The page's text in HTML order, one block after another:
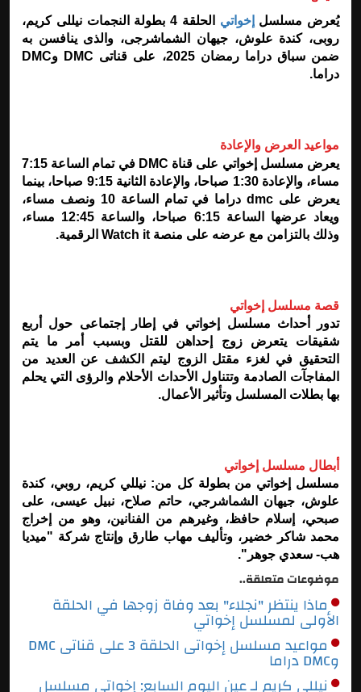
يُعرض مسلسل إخواتي
الحلقة 4 بطولة النجمات نيللى كريم،
روبى، كندة علوش، جيهان الشماشرجى، والذى ينافسن به
ضمن سباق دراما رمضان 2025، على قناتى DMC وDMC
دراما.
مواعيد العرض والإعادة
يعرض مسلسل إخواتي على قناة DMC في تمام الساعة 7:15
مساء، والإعادة 1:30 صباحا، والإعادة الثانية 9:15 صباحا، بينما
يعرض على dmc دراما في تمام الساعة 10 ونصف مساء،
ويعاد عرضها الساعة 6:15 صباحا، والساعة 12:45 مساء،
وذلك بالتزامن مع عرضه على منصة Watch it الرقمية.
قصة مسلسل إخواتي
تدور أحداث مسلسل إخواتي في إطار إجتماعى حول أربع
شقيقات يتعرض زوج إحداهن للقتل وبسبب أمر ما يتم
التحقيق في لغزء مقتل الزوج ليتم الكشف عن العديد من
المفاجآت الصادمة وتتناول الأحداث الأحلام والرؤى التي يحلم
بها بطلات المسلسل وتأثير الأعمال.
أبطال مسلسل إخواتي
مسلسل إخواتي من بطولة كل من: نيللي كريم، روبي، كندة
علوش، جيهان الشماشرجي، حاتم صلاح، نبيل عيسى، على
صبحي، إسلام حافظ، وغيرهم من الفنانين، وهو من إخراج
محمد شاكر خضير، وتأليف مهاب طارق وإنتاج شركة "ميديا
هب- سعدي جوهر".
موضوعات متعلقة..
ماذا ينتظر "نجلاء" بعد وفاة زوجها في الحلقة
الأولى لمسلسل إخواتي
مواعيد مسلسل إخواتى الحلقة 3 على قناتى DMC
وDMC دراما
نيللي كريم لـ عين اليوم السابع: إخواتي مسلسل